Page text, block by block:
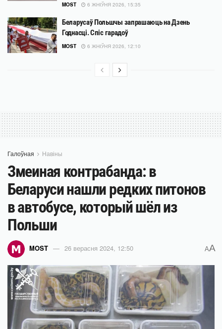
MOST 6 ЖНІЎНЯ 2026, 15:35
Беларусаў Польшчы запрашаюць на Дзень
Годнасці. Спіс гарадоў
MOST 6 ЖНІЎНЯ 2026, 12:10
Галоўная Навіны
Змеиная контрабанда: в
Беларуси нашли редких питонов
в автобусе, который шёл из
Польши
MOST 26 верасня 2024, 12:50 AA